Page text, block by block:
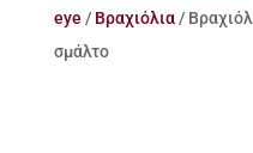
eye / Βραχιόλια/
σμάλτο